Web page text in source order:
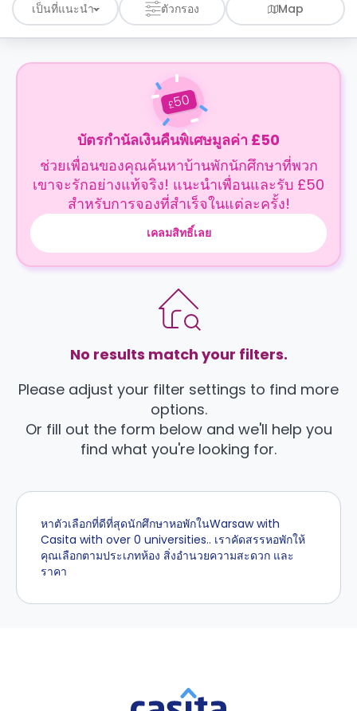
เป็นที่แนะนำ ตัวกรอง Map
£50
บัตรกำนัลเงินคืนพิเศษมูลค่า £50
ช่วยเพื่อนของคุณค้นหาบ้านพักนักศึกษาที่พวก
เขาจะรักอย่างแท้จริง! แนะนำเพื่อนและรับ £50
สำหรับการจองที่สำเร็จในแต่ละครั้ง!
เคลมสิทธิ์เลย
No results match your filters.
Please adjust your filter settings to find more
options.
Or fill out the form below and we'll help you
find what you're looking for.
หาตัวเลือกที่ดีที่สุดนักศึกษาหอพักในWarsaw with
Casita with over 0 universities.. เราคัดสรรหอพักให้
คุณเลือกตามประเภทห้อง สิ่งอำนวยความสะดวก และ
ราคา